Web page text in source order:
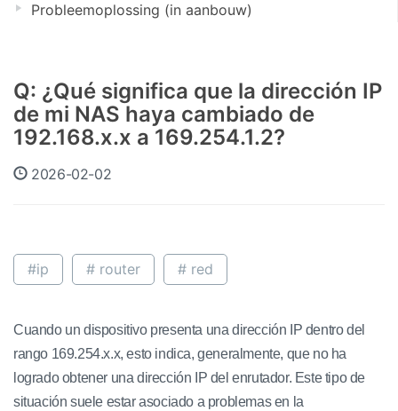
Probleemoplossing (in aanbouw)
Q: ¿Qué significa que la dirección IP
de mi NAS haya cambiado de
192.168.x.x a 169.254.1.2?
2026-02-02
#ip # router # red
Cuando un dispositivo presenta una dirección IP dentro del
rango 169.254.x.x, esto indica, generalmente, que no ha
logrado obtener una dirección IP del enrutador. Este tipo de
situación suele estar asociado a problemas en la